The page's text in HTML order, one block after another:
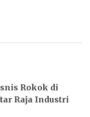
Rokok di
Raja Industri